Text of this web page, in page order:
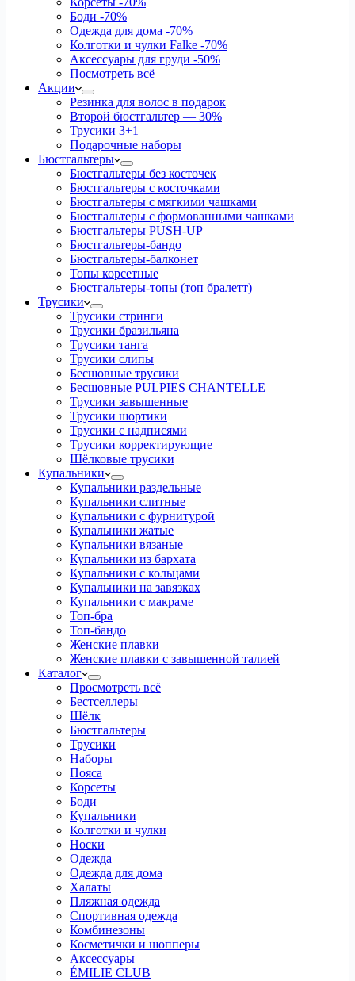
Боди -70%
Одежда для дома -70%
Колготки и чулки Falke -70%
Аксессуары для груди -50%
Посмотреть всё
Акции
Резинка для волос в подарок
Второй бюстгальтер — 30%
Трусики 3+1
Подарочные наборы
Бюстгальтеры
Бюстгальтеры без косточек
Бюстгальтеры с косточками
Бюстгальтеры с мягкими чашками
Бюстгальтеры с формованными чашками
Бюстгальтеры PUSH-UP
Бюстгальтеры-бандо
Бюстгальтеры-балконет
Топы корсетные
Бюстгальтеры-топы (топ бралетт)
Трусики
Трусики стринги
Трусики бразильяна
Трусики танга
Трусики слипы
Бесшовные трусики
Бесшовные PULPIES CHANTELLE
Трусики завышенные
Трусики шортики
Трусики с надписями
Трусики корректирующие
Шёлковые трусики
Купальники
Купальники раздельные
Купальники слитные
Купальники с фурнитурой
Купальники жатые
Купальники вязаные
Купальники из бархата
Купальники с кольцами
Купальники на завязках
Купальники с макраме
Топ-бра
Топ-бандо
Женские плавки
Женские плавки с завышенной талией
Каталог
Просмотреть всё
Бестселлеры
Шёлк
Бюстгальтеры
Трусики
Наборы
Пояса
Корсеты
Боди
Купальники
Колготки и чулки
Носки
Одежда
Одежда для дома
Халаты
Пляжная одежда
Спортивная одежда
Комбинезоны
Косметички и шопперы
Аксессуары
ÉMILIE CLUB